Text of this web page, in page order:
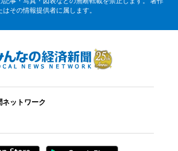
その情報提供者に属します。
ットワーク